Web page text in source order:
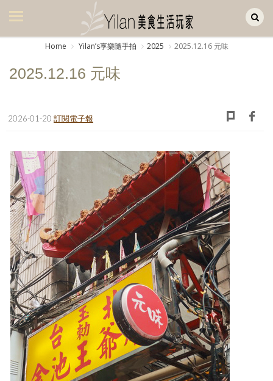
美食集
生活風
書房集
日記簿
餐桌週記
享樂隨手拍
照相簿
影音區
創意出版服務
歷史區
Home Yilanʼs享樂隨手拍 2025 2025.12.16 元味
2025.12.16 元味
2026-01-20 訂閱電子報